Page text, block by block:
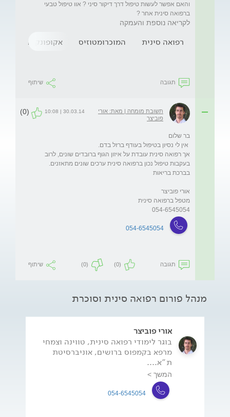
והאם אפשר לעשות טיפול דרך דיקור סיני ? אוו טיפול טבעי
ברפואה סינית אחר ?
לקריאה נוספת והעמקה
רפואה סינית המוכרומטוזיס אקופונקטורה
תגובה שיתוף
תשובת מומחה | מאת: אורי
פוביצר
30.03.14 | 10:08
(0)
אך רפואה סינית עובדת על איזון הגוף ברובדים שונים, לרוב
054-6545054
054-6545054
תגובה (0)
(0) שיתוף
מנהל פורום רפואה סינית וסוכרת
אורי פוביצר
בוגר לימודי רפואה סינית, טווינה וצמחי
מרפא בקמפוס ברושים, אוניברסיטת
ת"א....
המשך >
054-6545054